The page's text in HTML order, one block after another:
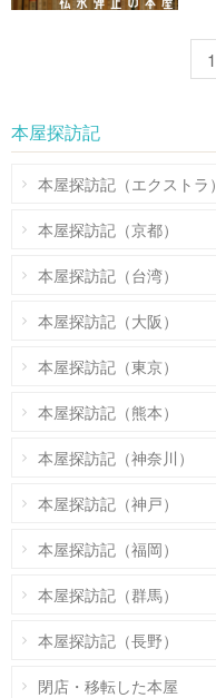
1
本屋探訪記
本屋探訪記（エクストラ）
本屋探訪記（京都）
本屋探訪記（台湾）
本屋探訪記（大阪）
本屋探訪記（東京）
本屋探訪記（熊本）
本屋探訪記（神奈川）
本屋探訪記（神戸）
本屋探訪記（福岡）
本屋探訪記（群馬）
本屋探訪記（長野）
閉店・移転した本屋